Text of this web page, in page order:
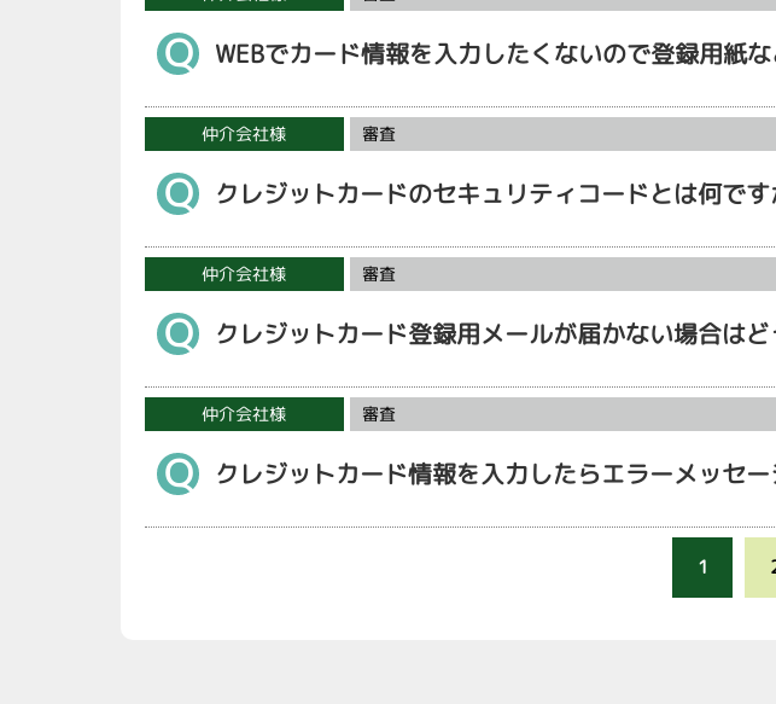
Ｑ WEBでカード情報を入力したくないので登録用紙
仲介会社様 審査
Ｑ クレジットカードのセキュリティコードとは何です
仲介会社様 審査
Ｑ クレジットカード登録用メールが届かない場合は
仲介会社様 審査
Ｑ クレジットカード情報を入力したらエラーメッセ
1